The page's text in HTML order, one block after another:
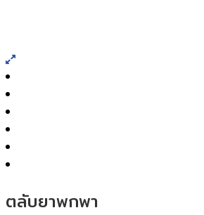
ตลับยาพกพา